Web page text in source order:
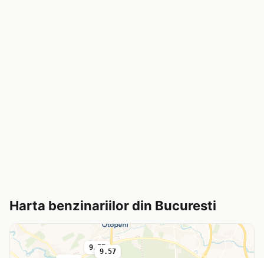
Harta benzinariilor din Bucuresti
9.579.57